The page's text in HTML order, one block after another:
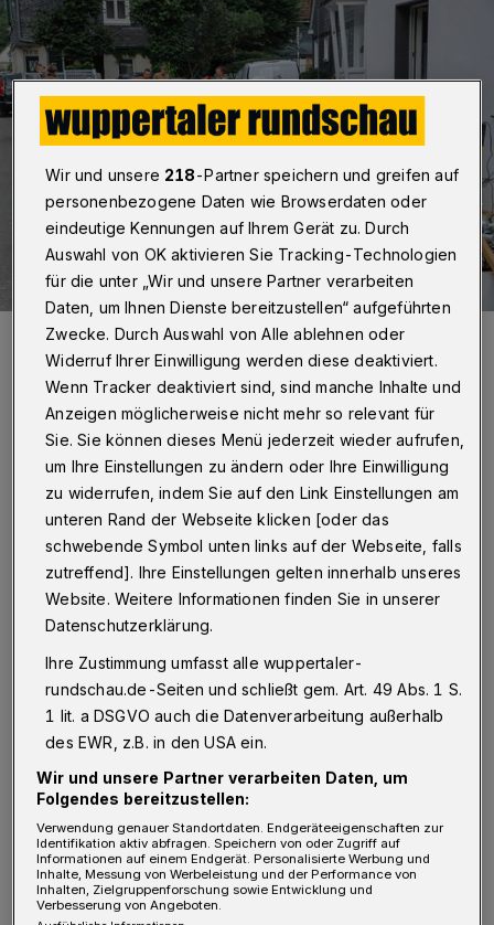
Schuttberge in Beyenburg.
Foto: Christoph Petersen
„Es muss alles getan werden, um die
Menschen bei künftigen Starkregen-
Ereignissen früher und wirksamer vor einem
Hochwasser warnen zu können. Das ist eine
wichtige Erkenntnis nach einem Ortstermin
von Oberbürgermeister Uwe Schneidewind und
Stadtdirektor Dr. Johannes Slawig vor Ort in
Beyenburg. Der Stadtteil war vom Starkregen
und den daraus folgenden
Überschwemmungen besonders stark
betroffen. Bei dem Termin vor Ort hatten
Anwohner den Wupperverband und das
Krisenmanagement der Stadt kritisiert.
Wir und unsere 218-Partner speichern und greifen auf
personenbezogene Daten wie Browserdaten oder
eindeutige Kennungen auf Ihrem Gerät zu. Durch
Auswahl von OK aktivieren Sie Tracking-Technologien
für die unter „Wir und unsere Partner verarbeiten
Daten, um Ihnen Dienste bereitzustellen“ aufgeführten
Zwecke. Durch Auswahl von Alle ablehnen oder
Widerruf Ihrer Einwilligung werden diese deaktiviert.
Wenn Tracker deaktiviert sind, sind manche Inhalte und
Anzeigen möglicherweise nicht mehr so relevant für
Sie. Sie können dieses Menü jederzeit wieder aufrufen,
um Ihre Einstellungen zu ändern oder Ihre Einwilligung
zu widerrufen, indem Sie auf den Link Einstellungen am
unteren Rand der Webseite klicken [oder das
schwebende Symbol unten links auf der Webseite, falls
zutreffend]. Ihre Einstellungen gelten innerhalb unseres
Website. Weitere Informationen finden Sie in unserer
Datenschutzerklärung.
Ihre Zustimmung umfasst alle wuppertaler-
rundschau.de-Seiten und schließt gem. Art. 49 Abs. 1 S.
1 lit. a DSGVO auch die Datenverarbeitung außerhalb
des EWR, z.B. in den USA ein.
Wir und unsere Partner verarbeiten Daten, um
Folgendes bereitzustellen:
Verwendung genauer Standortdaten. Endgeräteeigenschaften zur
Identifikation aktiv abfragen. Speichern von oder Zugriff auf
Informationen auf einem Endgerät. Personalisierte Werbung und
Inhalte, Messung von Werbeleistung und der Performance von
Inhalten, Zielgruppenforschung sowie Entwicklung und
Verbesserung von Angeboten.